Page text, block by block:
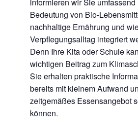
informieren wir Sie
Bedeutung von Bio-
nachhaltige Ernährung und
Verpflegungsalltag integriert
Denn Ihre Kita oder Schule
wichtigen Beitrag zum
Sie erhalten praktische
bereits mit kleinem Aufwand
zeitgemäßes Essensangebot
können.